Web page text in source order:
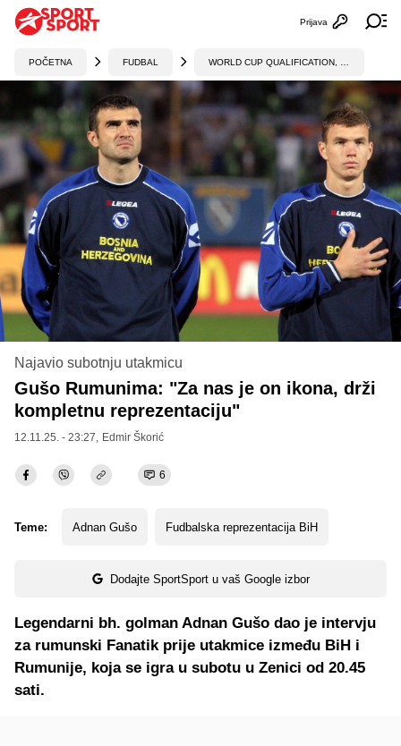
Otvori
Prijava
POČETNA FUDBAL
Najavio subotnju utakmicu
Gušo Rumunima: "Za nas je on ikona, drži
kompletnu reprezentaciju"
12.11.25. - 23:27, Edmir Škorić
6
Teme: Adnan Gušo Fudbalska reprezentacija BiH
Dodajte SportSport u vaš Google izbor
Legendarni bh. golman Adnan Gušo dao je intervju
za rumunski Fanatik prije utakmice između BiH i
Rumunije, koja se igra u subotu u Zenici od 20.45
sati.